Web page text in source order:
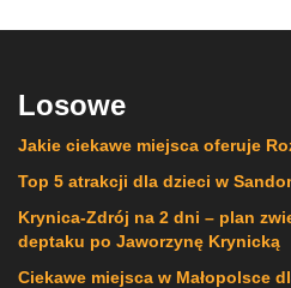
Losowe
Jakie ciekawe miejsca oferuje
Top 5 atrakcji dla dzieci w
Krynica-Zdrój na 2 dni – plan
deptaku po Jaworzynę Krynicką
Ciekawe miejsca w Małopolsce